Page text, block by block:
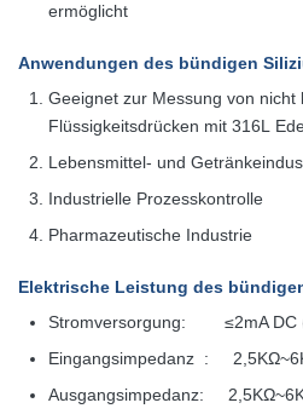
ermöglicht
Anwendungen des bündigen
Geeignet zur Messung von nicht
Flüssigkeitsdrücken mit 316L
Lebensmittel- und
Industrielle Prozesskontrolle
Pharmazeutische Industrie
Elektrische Leistung des
Stromversorgung: ≤2mA DC
Eingangsimpedanz :
Ausgangsimpedanz: